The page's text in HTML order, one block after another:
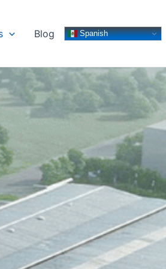
Blog Spanish